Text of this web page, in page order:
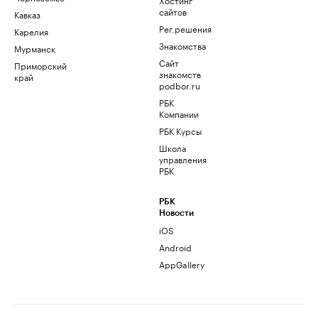
Кавказ
Карелия
Мурманск
Приморский
край
сайтов
Рег.решения
Знакомства
Сайт
знакомств
podbor.ru
РБК
Компании
РБК Курсы
Школа
управления
РБК
РБК
Новости
iOS
Android
AppGallery